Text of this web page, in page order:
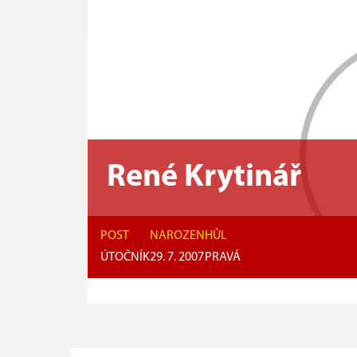
René Krytinář
POST
ÚTOČNÍK
NAROZEN
29. 7. 2007
HŮL
PRAVÁ